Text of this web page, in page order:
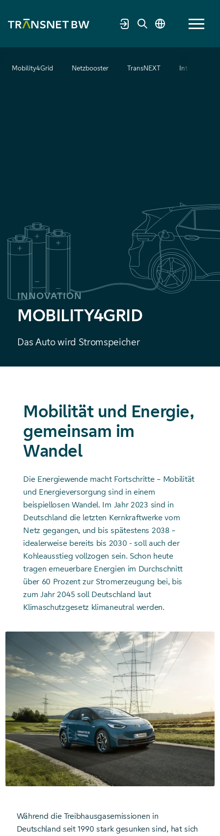
Mobility4Grid Netzbooster TransNEXT Intelligent
INNOVATION
MOBILITY4GRID
Das Auto wird Stromspeicher
Mobilität und Energie,
gemeinsam im
Wandel
Die Energiewende macht Fortschritte – Mobilität
und Energieversorgung sind in einem
beispiellosen Wandel. Im Jahr 2023 sind in
Deutschland die letzten Kernkraftwerke vom
Netz gegangen, und bis spätestens 2038 –
idealerweise bereits bis 2030 - soll auch der
Kohleausstieg vollzogen sein. Schon heute
tragen erneuerbare Energien im Durchschnitt
über 60 Prozent zur Stromerzeugung bei, bis
zum Jahr 2045 soll Deutschland laut
Klimaschutzgesetz klimaneutral werden.
Während die Treibhausgasemissionen in
Deutschland seit 1990 stark gesunken sind, hat sich